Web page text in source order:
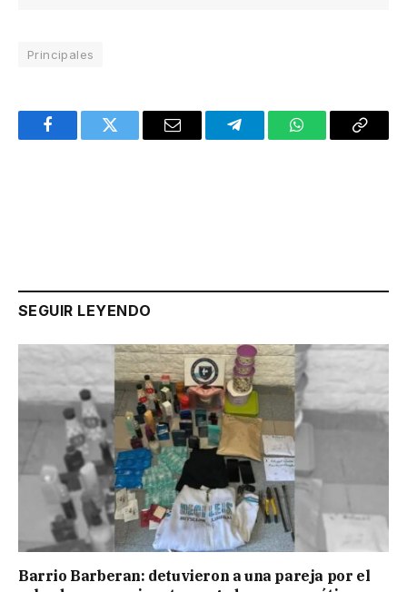
Principales
FacebookTwitter Email TelegramWhatsAppCopy
SEGUIR LEYENDO
Barrio Barberan: detuvieron a una pareja por el